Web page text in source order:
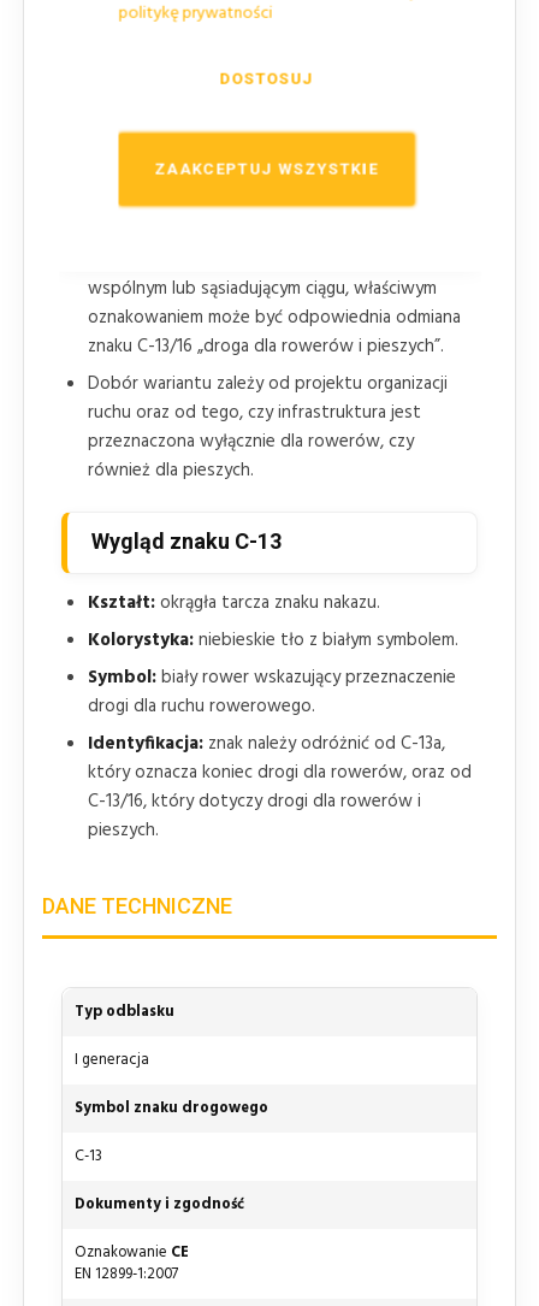
politykę prywatności
ZAAKCEPTUJ WSZYSTKIE
DOSTOSUJ
C-13a „koniec drogi dla rowerów”
następuje włączenie do jezdni z ruchem innych
Znaku C-13a nie stosuje się, gdy kontynuacją jest
droga dla rowerów i pieszych, droga dla pieszych,
wspólnym lub sąsiadującym ciągu, właściwym
oznakowaniem może być odpowiednia odmiana
znaku C-13/16 „droga dla rowerów i pieszych”.
Dobór wariantu zależy od projektu organizacji
ruchu oraz od tego, czy infrastruktura jest
przeznaczona wyłącznie dla rowerów, czy
również dla pieszych.
Wygląd znaku C-13
Kształt:okrągła tarcza znaku nakazu.
Kolorystyka:niebieskie tło z białym symbolem.
Symbol:biały rower wskazujący przeznaczenie
drogi dla ruchu rowerowego.
Identyfikacja: znak należy odróżnić od C-13a,
który oznacza koniec drogi dla rowerów, oraz od
C-13/16, który dotyczy drogi dla rowerów i
pieszych.
DANE TECHNICZNE
Typ odblasku
I generacja
Symbol znaku drogowego
C-13
Dokumenty i zgodność
Oznakowanie CE
EN 12899-1:2007